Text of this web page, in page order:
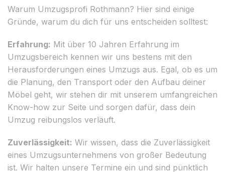
Warum Umzugsprofi Rothmann? Hier sind einige
Gründe, warum du dich für uns entscheiden solltest:
Erfahrung: Mit über 10 Jahren Erfahrung im
Umzugsbereich kennen wir uns bestens mit den
Herausforderungen eines Umzugs aus. Egal, ob es um
die Planung, den Transport oder den Aufbau deiner
Möbel geht, wir stehen dir mit unserem umfangreichen
Know-how zur Seite und sorgen dafür, dass dein
Umzug reibungslos verläuft.
Zuverlässigkeit: Wir wissen, dass die Zuverlässigkeit
eines Umzugsunternehmens von großer Bedeutung
ist. Wir halten unsere Termine ein und sind pünktlich